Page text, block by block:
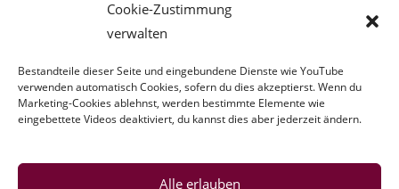
Cookie-Zustimmung
verwalten
Bestandteile dieser Seite und eingebundene Dienste wie YouTube
verwenden automatisch Cookies, sofern du dies akzeptierst. Wenn du
Marketing-Cookies ablehnst, werden bestimmte Elemente wie
eingebettete Videos deaktiviert, du kannst dies aber jederzeit ändern.
Alle erlauben
11. Februar 2025